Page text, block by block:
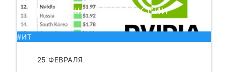
превзошла ВВП России
#ИТ
25 ФЕВРАЛЯ